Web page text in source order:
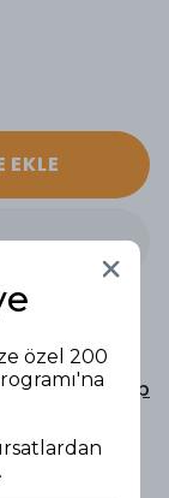
EKLE
Yorum Yap
özel 200